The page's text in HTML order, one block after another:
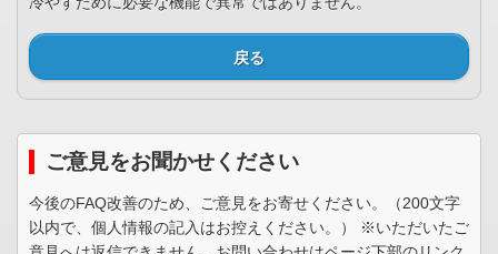
戻る
ご意見をお聞かせください
今後のFAQ改善のため、ご意見をお寄せください。（200文字
以内で、個人情報の記入はお控えください。） ※いただいたご